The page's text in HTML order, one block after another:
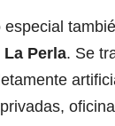
La Perla. Se